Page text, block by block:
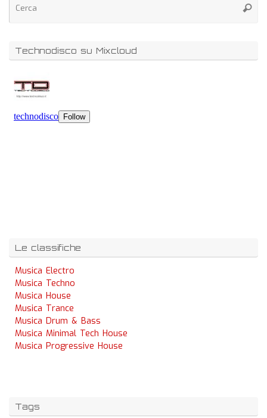
Technodisco su Mixcloud
Le classifiche
Musica Electro
Musica Techno
Musica House
Musica Trance
Musica Drum & Bass
Musica Minimal Tech House
Musica Progressive House
Tags